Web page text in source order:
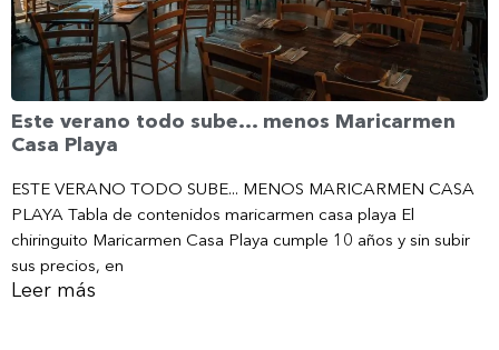
Este verano todo sube… menos Maricarmen
Casa Playa
ESTE VERANO TODO SUBE... MENOS MARICARMEN CASA
PLAYA Tabla de contenidos maricarmen casa playa El
chiringuito Maricarmen Casa Playa cumple 10 años y sin subir
sus precios, en
Leer más